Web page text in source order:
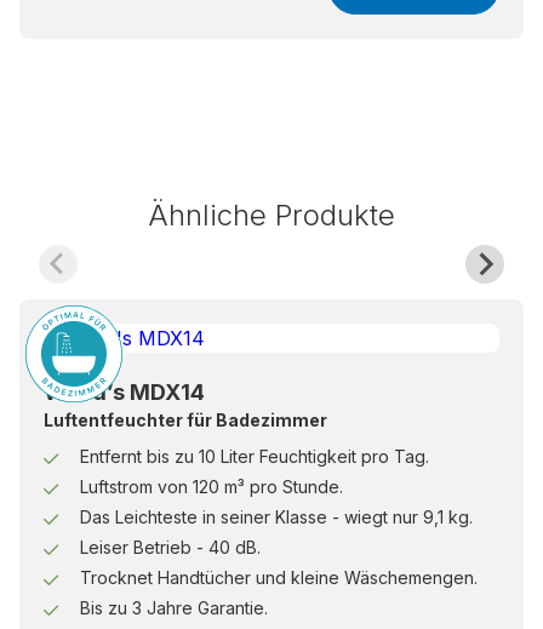
Ähnliche Produkte
Wood’s MDX14
Luftentfeuchter für Badezimmer
Entfernt bis zu 10 Liter Feuchtigkeit pro Tag.
Luftstrom von 120 m³ pro Stunde.
Das Leichteste in seiner Klasse - wiegt nur 9,1 kg.
Leiser Betrieb - 40 dB.
Trocknet Handtücher und kleine Wäschemengen.
Bis zu 3 Jahre Garantie.